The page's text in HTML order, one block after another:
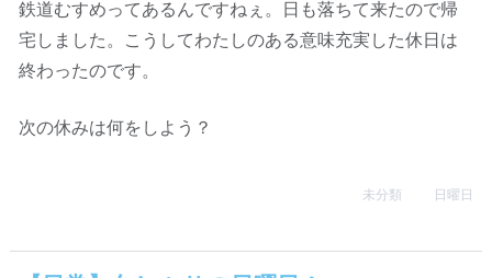
鉄道むすめってあるんですねぇ。日も落ちて来たので帰
宅しました。こうしてわたしのある意味充実した休日は
終わったのです。
次の休みは何をしよう？
未分類 日曜日